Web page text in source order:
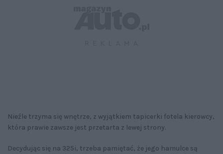
Nieźle trzyma się wnętrze, z wyjątkiem tapicerki fotela kierowcy,
która prawie zawsze jest przetarta z lewej strony.
Decydując się na 325i, trzeba pamiętać, że jego hamulce są